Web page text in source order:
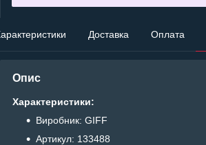
Доставка Оплата
Опис
Характеристики:
Виробник: GIFF
Артикул: 133488